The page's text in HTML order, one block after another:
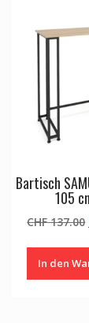
Bartisch
105
CHF137.00
In den